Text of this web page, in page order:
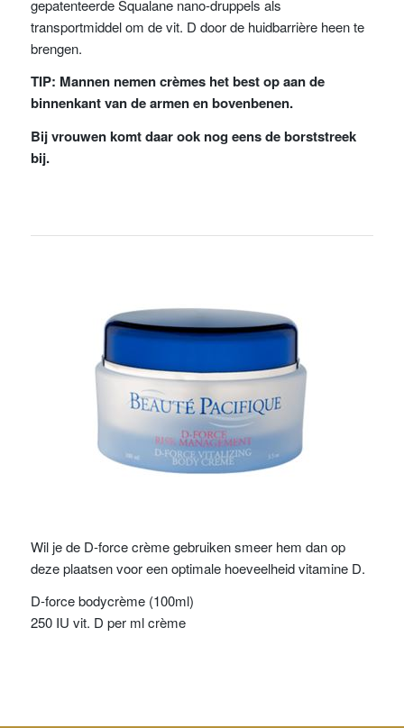
gepatenteerde Squalane nano-druppels als
transportmiddel om de vit. D door de huidbarrière heen te
brengen.
TIP: Mannen nemen crèmes het best op aan de
binnenkant van de armen en bovenbenen.
Bij vrouwen komt daar ook nog eens de borststreek
bij.
Wil je de D-force crème gebruiken smeer hem dan op
deze plaatsen voor een optimale hoeveelheid vitamine D.
D-force bodycrème (100ml)
250 IU vit. D per ml crème